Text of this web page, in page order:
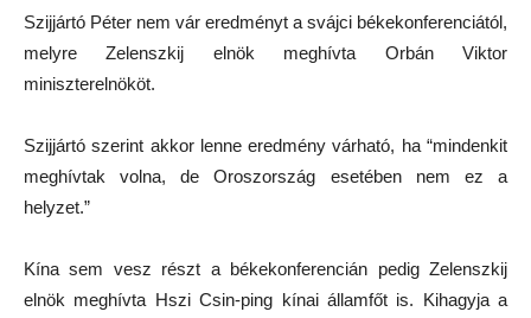
Szijjártó Péter nem vár eredményt a svájci békekonferenciától,
melyre Zelenszkij elnök meghívta Orbán Viktor
miniszterelnököt.
Szijjártó szerint akkor lenne eredmény várható, ha “mindenkit
meghívtak volna, de Oroszország esetében nem ez a
helyzet.”
Kína sem vesz részt a békekonferencián pedig Zelenszkij
elnök meghívta Hszi Csin-ping kínai államfőt is. Kihagyja a